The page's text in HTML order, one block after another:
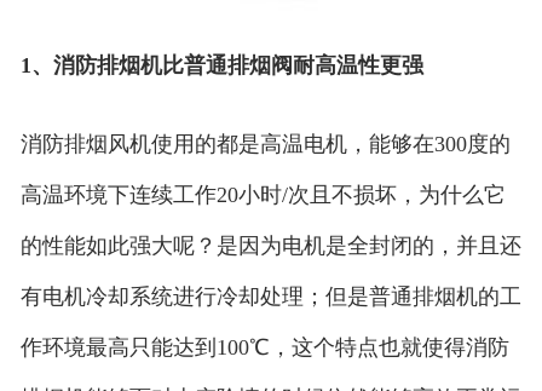
1、消防排烟机比普通排烟阀耐高温性更强
消防排烟风机使用的都是高温电机，能够在300度的
高温环境下连续工作20小时/次且不损坏，为什么它
的性能如此强大呢？是因为电机是全封闭的，并且还
有电机冷却系统进行冷却处理；但是普通排烟机的工
作环境最高只能达到100℃，这个特点也就使得消防